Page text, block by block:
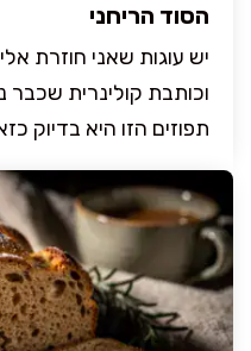
הסוד הריחני
יש עוגות שאני חוזרת
וכותבת קולינרית שכבר
תפוזים הזו היא בדיוק